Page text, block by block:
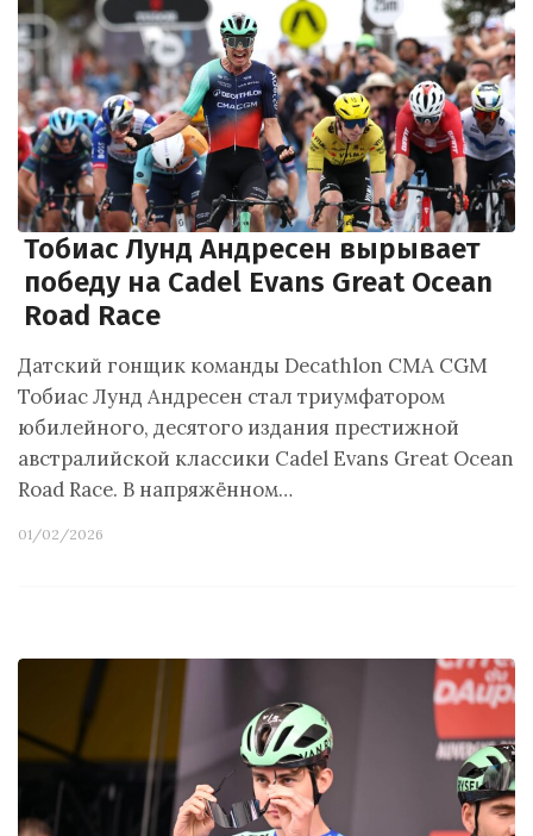
Тобиас Лунд Андресен вырывает
победу на Cadel Evans Great Ocean
Road Race
Датский гонщик команды Decathlon CMA CGM
Тобиас Лунд Андресен стал триумфатором
юбилейного, десятого издания престижной
австралийской классики Cadel Evans Great Ocean
Road Race. В напряжённом…
01/02/2026